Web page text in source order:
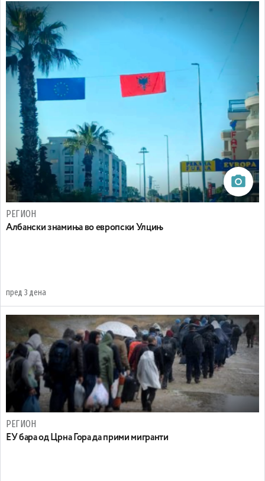
РЕГИОН
Aлбански знамиња во европски Улцињ
пред 3 дена
РЕГИОН
EУ бара од Црна Гора да прими мигранти